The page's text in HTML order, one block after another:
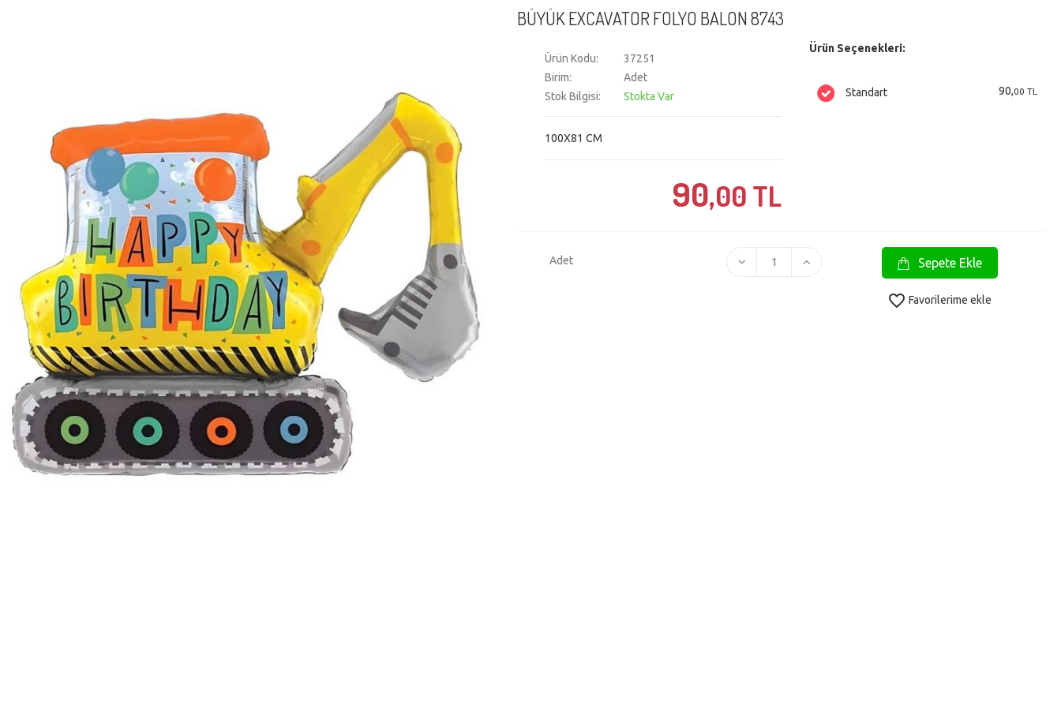
BÜYÜK EXCAVATOR FOLYO BALON 8743
Ürün Kodu:
37251
Birim:
Adet
Stok Bilgisi:
Stokta Var
100X81 CM
90,00 TL
Ürün Seçenekleri:
Standart 90,00 TL
Adet Sepete Ekle
favorite_border Favorilerime ekle